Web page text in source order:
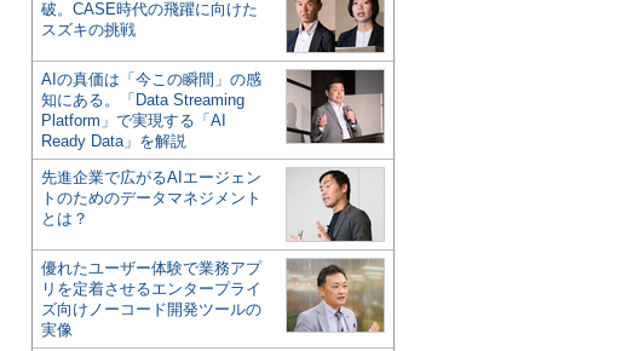
破。CASE時代の飛躍に向けた
スズキの挑戦
AIの真価は「今この瞬間」の感
知にある。「Data Streaming
Platform」で実現する「AI
Ready Data」を解説
先進企業で広がるAIエージェン
トのためのデータマネジメント
とは？
優れたユーザー体験で業務アプ
リを定着させるエンタープライ
ズ向けノーコード開発ツールの
実像